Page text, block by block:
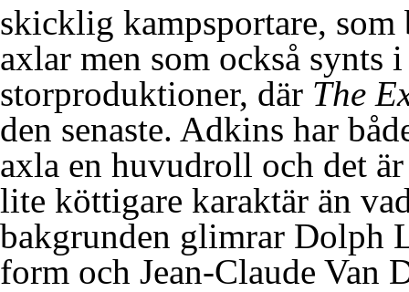
skicklig kampsportare,
axlar men som också synts
storproduktioner, där The
den senaste. Adkins har
axla en huvudroll och det
lite köttigare karaktär än
bakgrunden glimrar Dolph
form och Jean-Claude Van